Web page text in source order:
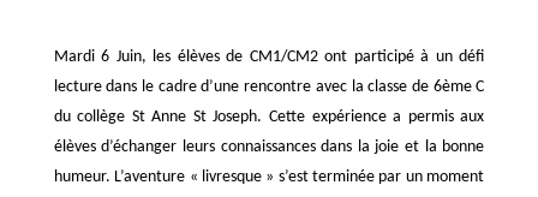
Mardi 6 Juin, les élèves de CM1/CM2 ont participé à un défi
lecture dans le cadre d’une rencontre avec la classe de 6ème C
du collège St Anne St Joseph. Cette expérience a permis aux
élèves d’échanger leurs connaissances dans la joie et la bonne
humeur. L’aventure « livresque » s’est terminée par un moment